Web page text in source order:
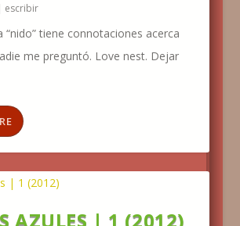
escribir
“nido” tiene connotaciones acerca
me preguntó. Love nest. Dejar
AZULES | 1 (2012)